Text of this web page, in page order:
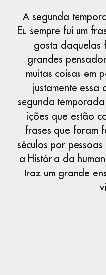
A segunda
Eu sempre fui um
gosta daquelas
grandes
muitas coisas em
justamente
segunda
lições que estão
frases que foram
séculos por
a História da
traz um grande